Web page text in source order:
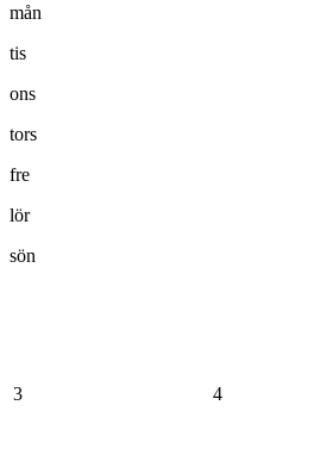
mån
tis
ons
tors
fre
lör
sön
3 4